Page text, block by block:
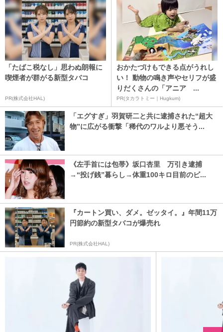
「たばこ税なし」思わぬ朗報に
喫煙者が群がる新型タバコ
PR(株式会社HAL)
おかたづけもできる点がうれし
い！ 動物の鳴き声やセリフが盛
りだくさんの「アニア ...
PR(タカラトミー｜Hugkum)
「エグすぎ」羽賀研二と共に逮捕された“超大
物”に広がる衝撃「稀代のワルより悪そう...
《左手首には包帯》坂口杏里 万引き逮捕
→“投げ銭”暮らし→体重100キロ目前のビ...
『カートン買い、ダメ。ゼッタイ。』年間11万
円節約の新型タバコが爆売れ
PR(株式会社HAL)